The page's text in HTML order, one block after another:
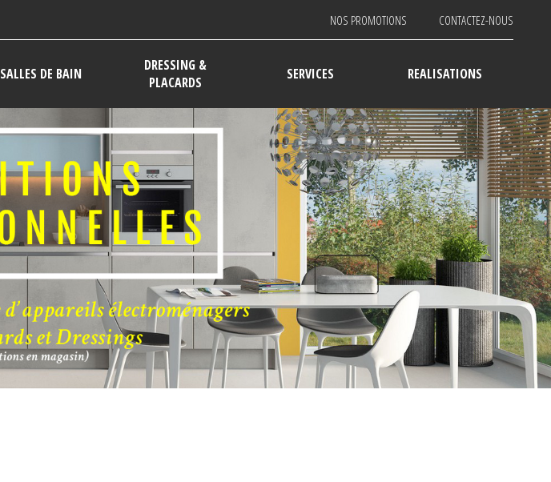
NOS PROMOTIONS CONTACTEZ-NOUS
SALLES DE BAIN
DRESSING &
PLACARDS
SERVICES REALISATIONS